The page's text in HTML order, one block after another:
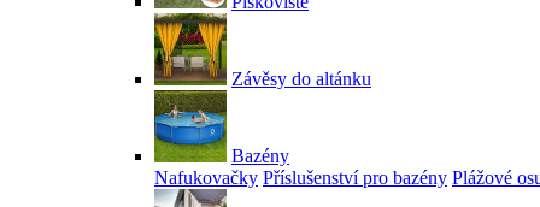
Závěsy do altánku
Bazény
Nafukovačky Příslušenství pro bazény Plážové